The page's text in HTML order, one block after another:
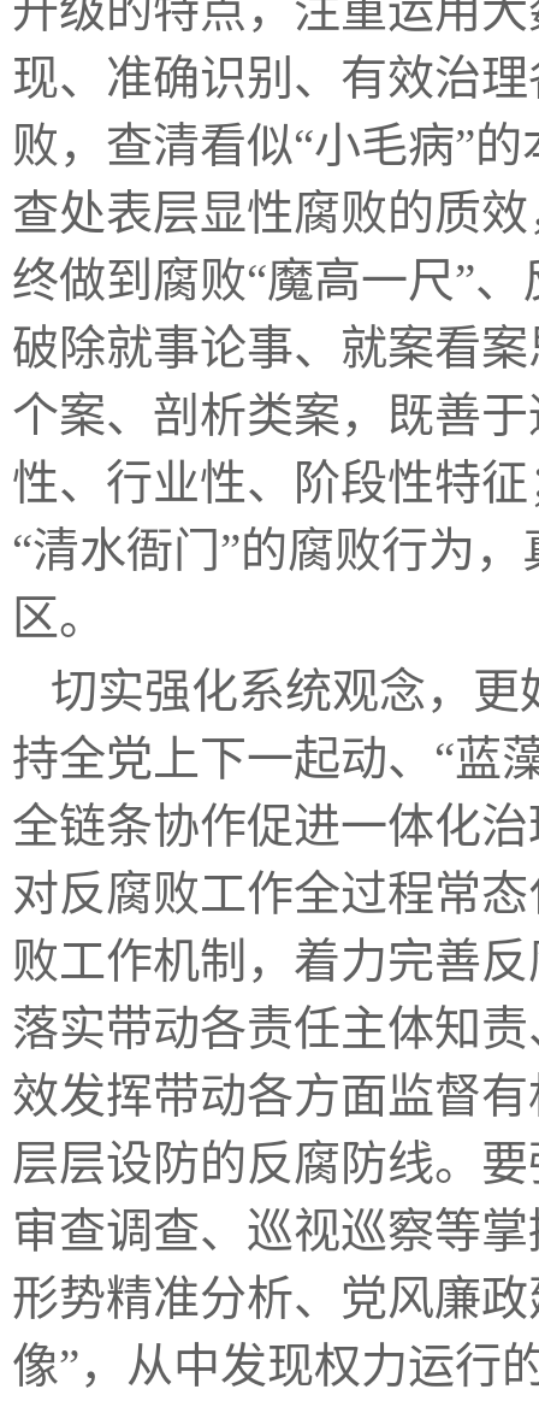
现、准确识别、有效治
败，查清看似“小毛病”
查处表层显性腐败的质
终做到腐败“魔高一尺”
破除就事论事、就案看
个案、剖析类案，既善
性、行业性、阶段性特
“清水衙门”的腐败行为
区。
切实强化系统观念，
持全党上下一起动、“蓝
全链条协作促进一体化
对反腐败工作全过程常
败工作机制，着力完善
落实带动各责任主体知
效发挥带动各方面监督
层层设防的反腐防线。
审查调查、巡视巡察等
形势精准分析、党风廉
像”，从中发现权力运行